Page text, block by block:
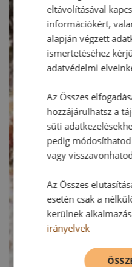
eltávolításával
információkért,
alapján végzett
ismertetéséhez
adatvédelmi
Az Összes
hozzájárulhatsz a
süti
pedig
vagy
Az Összes
esetén csak a
kerülnek
irányelvek